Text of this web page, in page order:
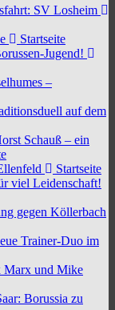
SV Losheim
Startseite
Jugend!
–
auf dem
Schauß – ein
Startseite
viel Leidenschaft!
gegen Köllerbach
Trainer-Duo im
Marx und Mike
Borussia zu